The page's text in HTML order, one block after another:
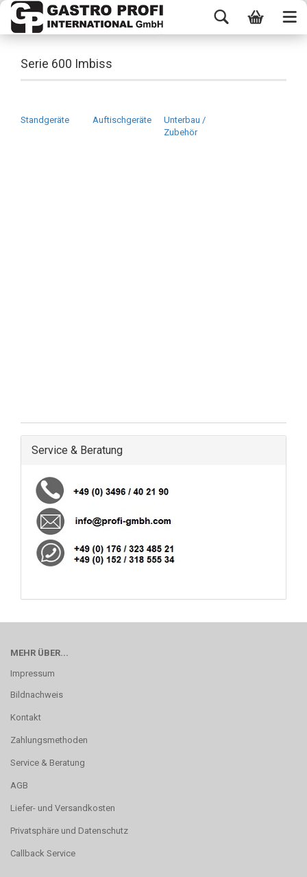
Serie 600 Imbiss
Standgeräte Auftischgeräte
Unterbau /
Zubehör
Service & Beratung
MEHR ÜBER...
Impressum
Bildnachweis
Kontakt
Zahlungsmethoden
Service & Beratung
AGB
Liefer- und Versandkosten
Privatsphäre und Datenschutz
Callback Service